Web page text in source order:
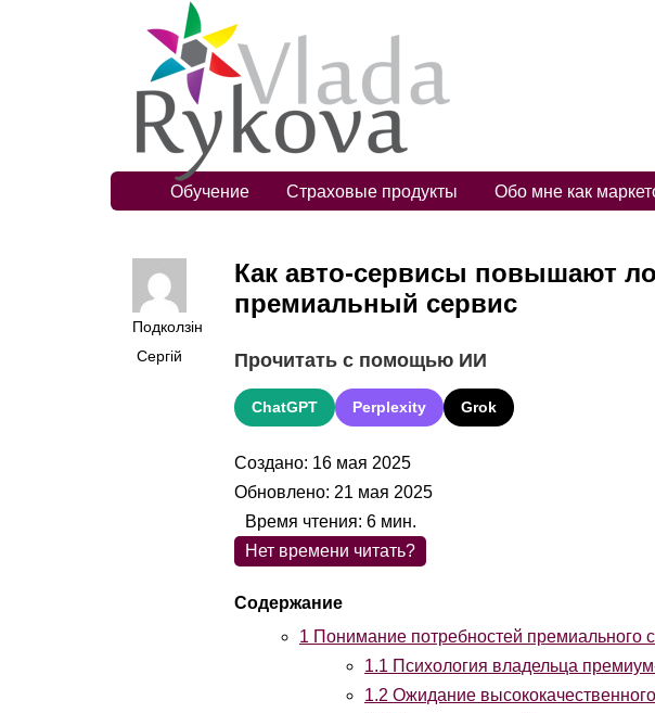
Обучение Страховые продукты Обо мне как
Подколзін
Сергій
Как авто-сервисы повышают
премиальный сервис
Прочитать с помощью ИИ
ChatGPT Perplexity Grok
Создано: 16 мая 2025
Обновлено: 21 мая 2025
Нет времени читать?
1 Понимание потребностей премиального
1.1 Психология владельца
1.2 Ожидание
Время чтения: 6 мин.